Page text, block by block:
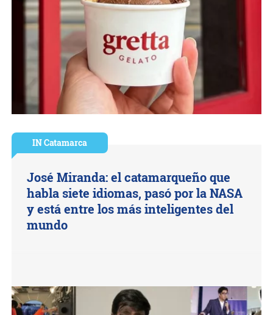
IN Catamarca
José Miranda: el catamarqueño que
habla siete idiomas, pasó por la NASA
y está entre los más inteligentes del
mundo